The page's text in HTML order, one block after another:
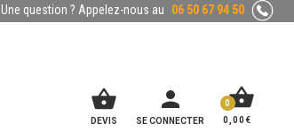
Une question ? Appelez-nous au 06 50 67 94 50
shopping_basket
DEVIS
person
SE CONNECTER
shopping_basket
0,00€
0